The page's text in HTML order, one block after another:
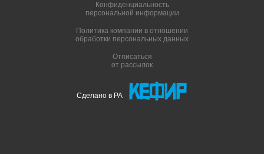
Конфиденциальность
персональной информации
Политика компании в отношении
обработки персональных данных
Отписаться
от рассылок
Сделано в РА